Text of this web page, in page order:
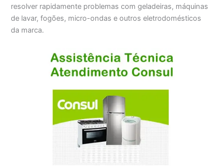
resolver rapidamente problemas com geladeiras, máquinas
de lavar, fogões, micro-ondas e outros eletrodomésticos
da marca.